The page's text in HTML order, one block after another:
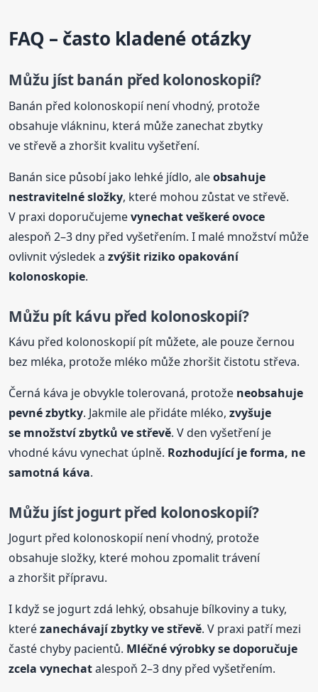
FAQ – často kladené otázky
Můžu jístbanán před kolonoskopií?
Banán před kolonoskopií není vhodný, protože
obsahuje vlákninu, která může zanechat zbytky
ve střevě a zhoršit kvalitu vyšetření.
Banán sice působí jako lehké jídlo, aleobsahuje
nestravitelné složky, které mohou zůstat ve střevě.
V praxi doporučujemevynechat veškeré ovoce
alespoň 2–3 dny před vyšetřením. I malé množství může
ovlivnit výsledek azvýšit riziko opakování
kolonoskopie.
Můžu pít kávu před kolonoskopií?
Kávu před kolonoskopií pít můžete, ale pouze černou
bez mléka, protože mléko může zhoršit čistotu střeva.
Černá káva je obvykle tolerovaná, protože neobsahuje
pevné zbytky. Jakmile ale přidáte mléko,zvyšuje
se množství zbytků ve střevě. V den vyšetření je
vhodné kávu vynechat úplně. Rozhodující je forma, ne
samotná káva.
Můžu jístjogurt před kolonoskopií?
Jogurt před kolonoskopií není vhodný, protože
obsahuje složky, které mohou zpomalit trávení
a zhoršit přípravu.
I když se jogurt zdá lehký, obsahuje bílkoviny a tuky,
kterézanechávají zbytky ve střevě. V praxi patří mezi
časté chyby pacientů. Mléčné výrobky se doporučuje
zcela vynechatalespoň 2–3 dny před vyšetřením.